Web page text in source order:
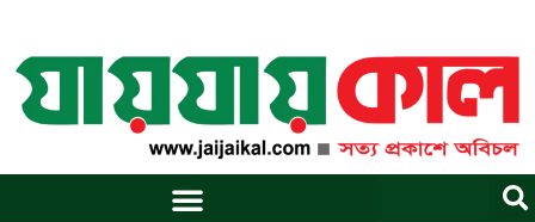
content